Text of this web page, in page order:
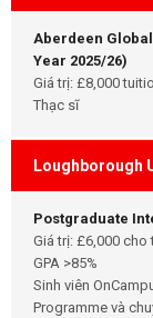
Aberdeen
Year 2025/26)
Giá trị: £8,000
Thạc sĩ
Loughborough
Postgraduate
Giá trị: £6,000 cho
GPA >85%
Sinh viên
Programme và